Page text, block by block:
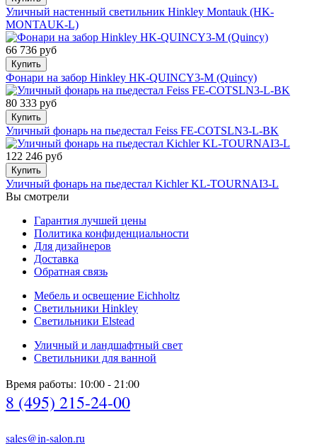
Уличный настенный светильник Hinkley Montauk (HK-
MONTAUK-L)
66 736 руб
Купить
Фонари на забор Hinkley HK-QUINCY3-M (Quincy)
80 333 руб
Купить
Уличный фонарь на пьедестал Feiss FE-COTSLN3-L-BK
122 246 руб
Купить
Уличный фонарь на пьедестал Kichler KL-TOURNAI3-L
Вы смотрели
Гарантия лучшей цены
Политика конфиденциальности
Для дизайнеров
Доставка
Обратная связь
Мебель и освещение Eichholtz
Светильники Hinkley
Светильники Elstead
Уличный и ландшафтный свет
Светильники для ванной
Время работы: 10:00 - 21:00
8 (495) 215-24-00
sales@in-salon.ru